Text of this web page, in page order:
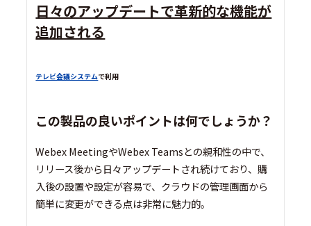
日々のアップデートで革新的な機能が
追加される
テレビ会議システムで利用
この製品の良いポイントは何でしょうか？
Webex MeetingやWebex Teamsとの親和性の中で、
リリース後から日々アップデートされ続けており、購
入後の設置や設定が容易で、クラウドの管理画面から
簡単に変更ができる点は非常に魅力的。